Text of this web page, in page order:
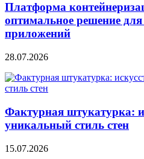
Платформа
оптимальное решение
приложений
28.07.2026
Фактурная штукатурка:
уникальный стиль стен
15.07.2026